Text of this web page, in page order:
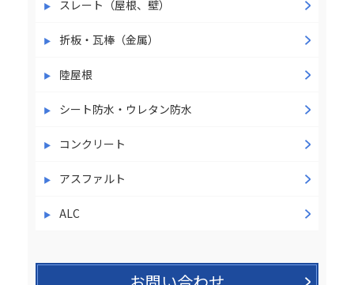
スレート（屋根、壁）
折板・瓦棒（金属）
陸屋根
シート防水・ウレタン防水
コンクリート
アスファルト
ALC